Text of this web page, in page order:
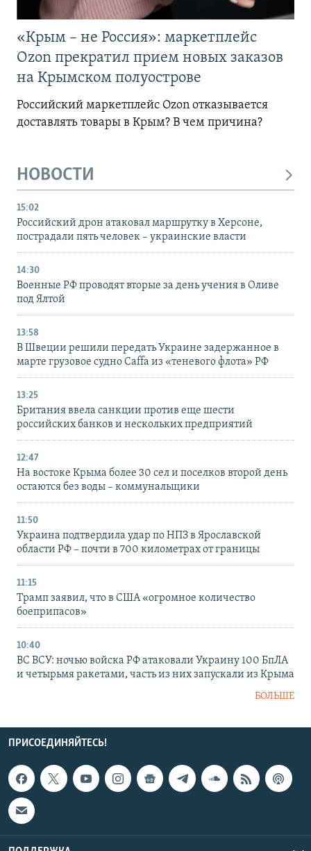
«Крым – не Россия»: маркетплейс
Ozon прекратил прием новых заказов
на Крымском полуострове
Российский маркетплейс Ozon отказывается
доставлять товары в Крым? В чем причина?
НОВОСТИ
15:02
Российский дрон атаковал маршрутку в Херсоне,
пострадали пять человек – украинские власти
14:30
Военные РФ проводят вторые за день учения в Оливе
под Ялтой
13:58
В Швеции решили передать Украине задержанное в
марте грузовое судно Caffa из «теневого флота» РФ
13:25
Британия ввела санкции против еще шести
российских банков и нескольких предприятий
12:47
На востоке Крыма более 30 сел и поселков второй день
остаются без воды – коммунальщики
11:50
Украина подтвердила удар по НПЗ в Ярославской
области РФ – почти в 700 километрах от границы
11:15
Трамп заявил, что в США «огромное количество
боеприпасов»
10:40
ВС ВСУ: ночью войска РФ атаковали Украину 100 БпЛА
и четырьмя ракетами, часть из них запускали из Крыма
БОЛЬШЕ
ПРИСОЕДИНЯЙТЕСЬ!